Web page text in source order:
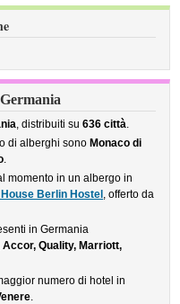
, distribuiti su 636 città.
di alberghi sono Monaco di
.
momento in un albergo in
Berlin Hostel , offerto da
in Germania
Quality, Marriott,
numero di hotel in
.